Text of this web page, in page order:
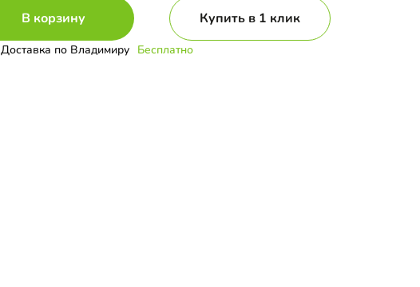
В корзину Купить в 1 клик
Доставка по Владимиру Бесплатно